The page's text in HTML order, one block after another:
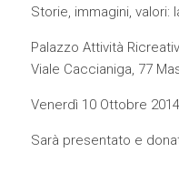
Storie, immagini, valori:
Palazzo Attività
Viale Caccianiga, 77
Venerdì 10 Ottobre
Sarà presentato e